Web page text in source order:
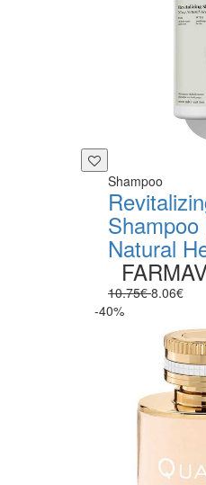
Shampoo
Shampoo
Natural
10.75€8.06€
-40%